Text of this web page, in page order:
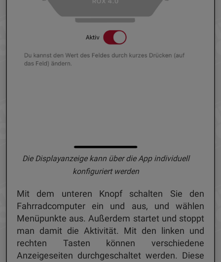
Die Displayanzeige kann über die App individuell
konfiguriert werden
Mit dem unteren Knopf schalten Sie den
Fahrradcomputer ein und aus, und wählen
Menüpunkte aus. Außerdem startet und stoppt
man damit die Aktivität. Mit den linken und
rechten Tasten können verschiedene
Anzeigeseiten durchgeschaltet werden. Diese